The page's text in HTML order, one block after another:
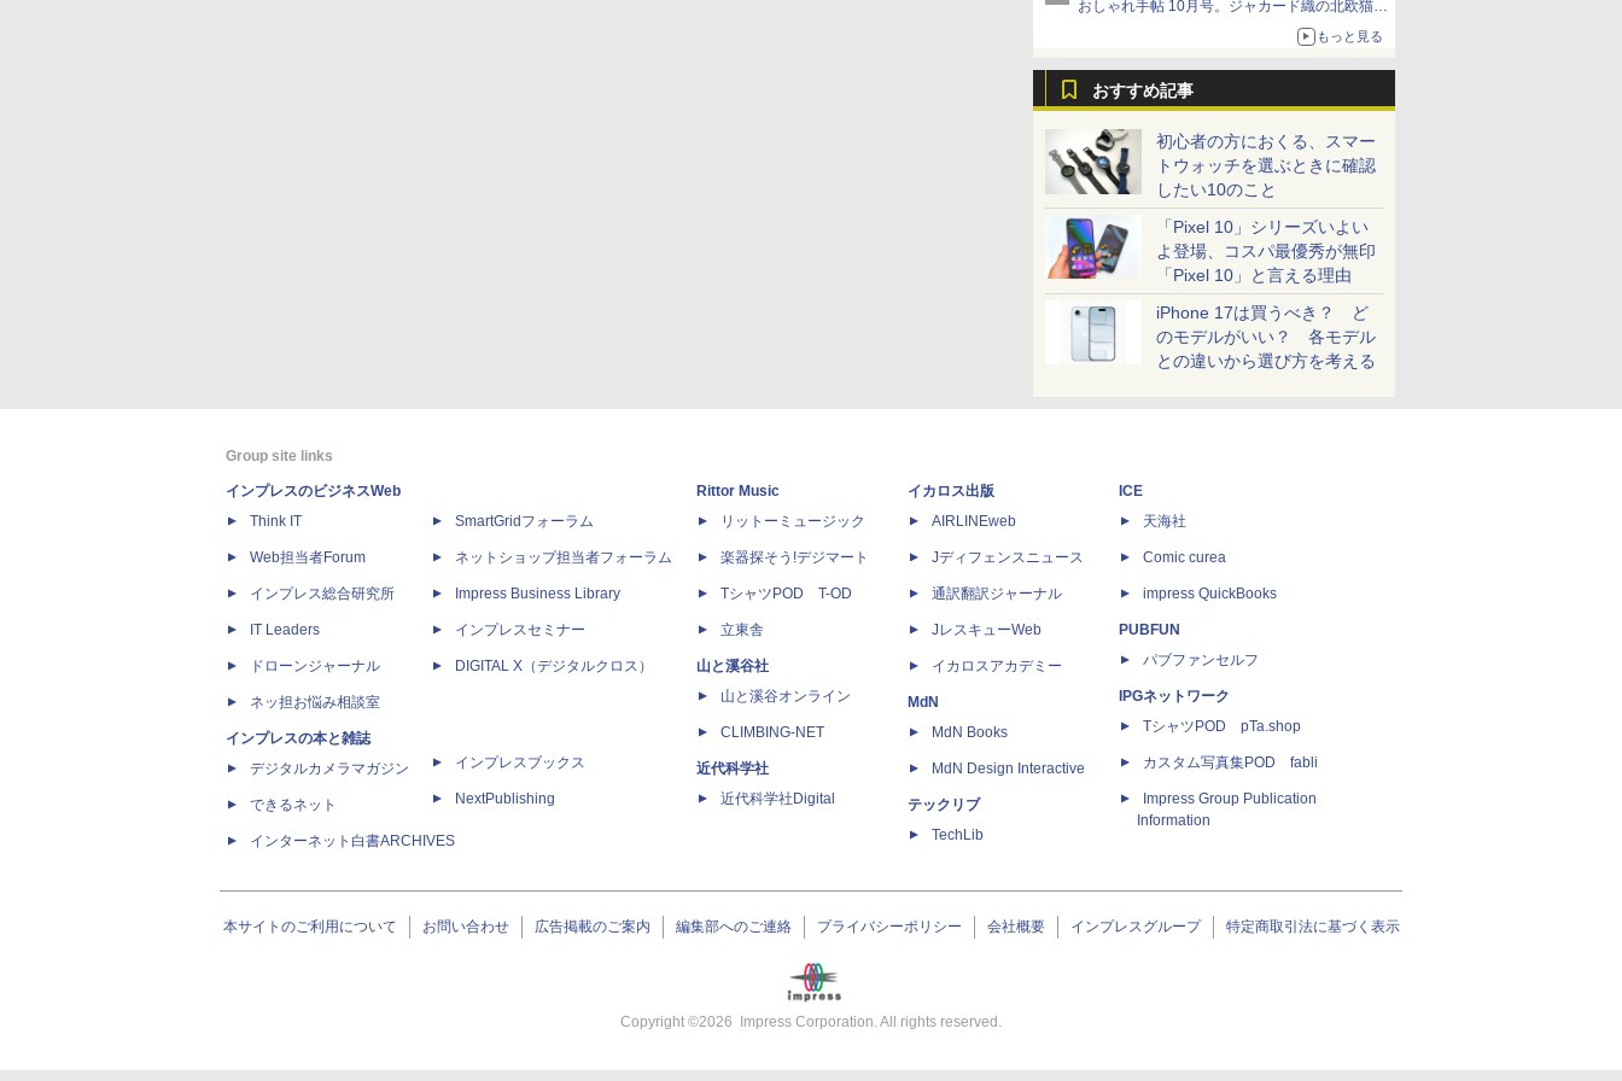
おしゃれ手帖 10月号。ジャカード織の北欧猫デ
もっと見る
おすすめ記事
初心者の方におくる、スマー
トウォッチを選ぶときに確認
したい10のこと
「Pixel 10」シリーズいよい
よ登場、コスパ最優秀が無印
「Pixel 10」と言える理由
iPhone 17は買うべき？ ど
のモデルがいい？ 各モデル
との違いから選び方を考える
Group site links
インプレスのビジネスWeb
Think IT
Web担当者Forum
インプレス総合研究所
IT Leaders
ドローンジャーナル
ネッ担お悩み相談室
インプレスの本と雑誌
デジタルカメラマガジン
できるネット
インターネット白書ARCHIVES
SmartGridフォーラム
ネットショップ担当者フォーラム
Impress Business Library
インプレスセミナー
DIGITAL X（デジタルクロス）
インプレスブックス
NextPublishing
Rittor Music
リットーミュージック
楽器探そう!デジマート
TシャツPOD T-OD
立東舎
山と溪谷社
山と溪谷オンライン
CLIMBING-NET
近代科学社
近代科学社Digital
イカロス出版
AIRLINEweb
Jディフェンスニュース
通訳翻訳ジャーナル
JレスキューWeb
イカロスアカデミー
MdN
MdN Books
MdN Design Interactive
テックリブ
TechLib
ICE
天海社
Comic curea
impress QuickBooks
PUBFUN
パブファンセルフ
IPGネットワーク
TシャツPOD pTa.shop
カスタム写真集POD fabli
Impress Group Publication
Information
本サイトのご利用について お問い合わせ 広告掲載のご案内 編集部へのご連絡 プライバシーポリシー 会社概要 インプレスグループ 特定商取引法に基づく表示
Copyright ©2026 Impress Corporation. All rights reserved.